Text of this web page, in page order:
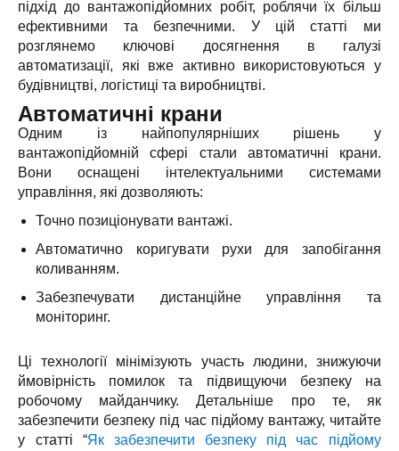
підхід до вантажопідйомних робіт, роблячи їх більш
ефективними та безпечними. У цій статті ми
розглянемо ключові досягнення в галузі
автоматизації, які вже активно використовуються у
будівництві, логістиці та виробництві.
Автоматичні крани
Одним із найпопулярніших рішень у
вантажопідйомній сфері стали автоматичні крани.
Вони оснащені інтелектуальними системами
управління, які дозволяють:
Точно позиціонувати вантажі.
Автоматично коригувати рухи для запобігання
коливанням.
Забезпечувати дистанційне управління та
моніторинг.
Ці технології мінімізують участь людини, знижуючи
ймовірність помилок та підвищуючи безпеку на
робочому майданчику. Детальніше про те, як
забезпечити безпеку під час підйому вантажу, читайте
у статті “Як забезпечити безпеку під час підйому